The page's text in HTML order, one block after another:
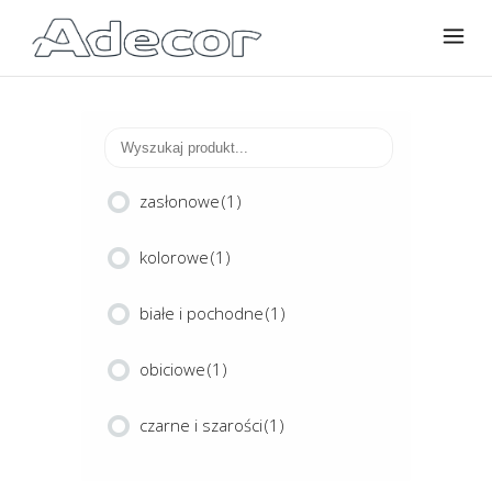
zasłonowe(1)
kolorowe(1)
białe i pochodne(1)
obiciowe(1)
czarne i szarości(1)